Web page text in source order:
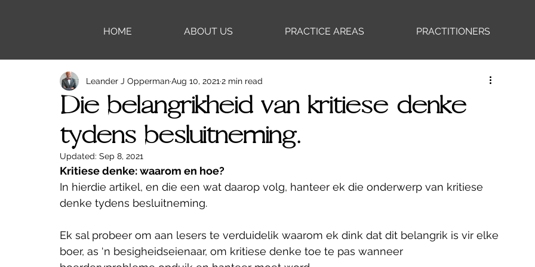
HOME ABOUT US PRACTICE AREAS PRACTITIONERS
Die belangrikheid van kritiese denke
tydens besluitneming.
Leander J OppermanAug 10, 2021 2 min read
Updated: Sep 8, 2021
Kritiese denke: waarom en hoe?
In hierdie artikel, en die een wat daarop volg, hanteer ek die onderwerp van kritiese
denke tydens besluitneming.
Ek sal probeer om aan lesers te verduidelik waarom ek dink dat dit belangrik is vir elke
boer, as ‘n besigheidseienaar, om kritiese denke toe te pas wanneer